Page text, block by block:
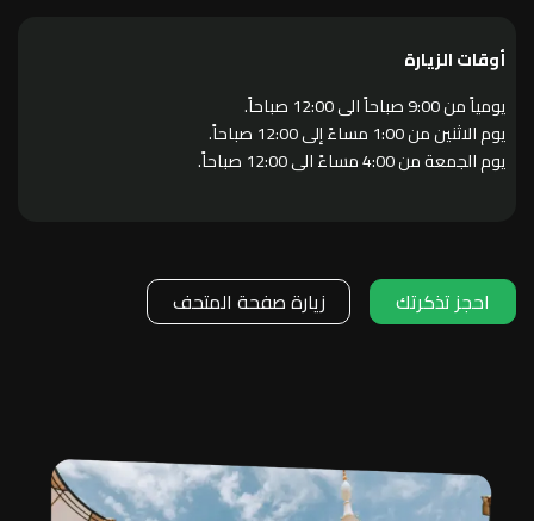
أوقات الزيارة
يومياً من 9:00 صباحاً الى 12:00 صباحاً.
يوم الاثنين من 1:00 مساءً إلى 12:00 صباحاً.
يوم الجمعة من 4:00 مساءً الى 12:00 صباحاً.
احجز تذكرتك زيارة صفحة المتحف